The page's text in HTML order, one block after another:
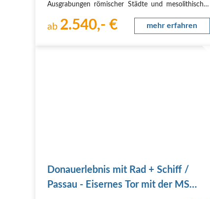
Ausgrabungen römischer Städte und mesolithischer
die Gastfreundschaft des Balkans erleben
Die Donau ist bei Europas RadlerInnen der wohl
ab 2.540,- € mehr erfahren
Donauerlebnis mit Rad + Schiff /
Passau - Eisernes Tor mit der MS